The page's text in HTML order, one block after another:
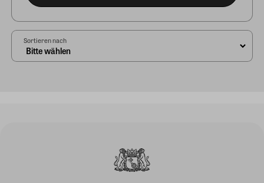
Sortieren nach